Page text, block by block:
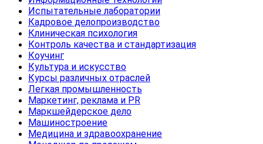
Испытательные лаборатории
Кадровое делопроизводство
Клиническая психология
Контроль качества и стандартизация
Коучинг
Культура и искусство
Курсы различных отраслей
Легкая промышленность
Маркетинг, реклама и PR
Маркшейдерское дело
Машиностроение
Медицина и здравоохранение